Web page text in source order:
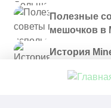
Полезные
мешочков в
История